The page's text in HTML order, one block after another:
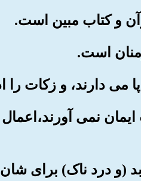
نمی